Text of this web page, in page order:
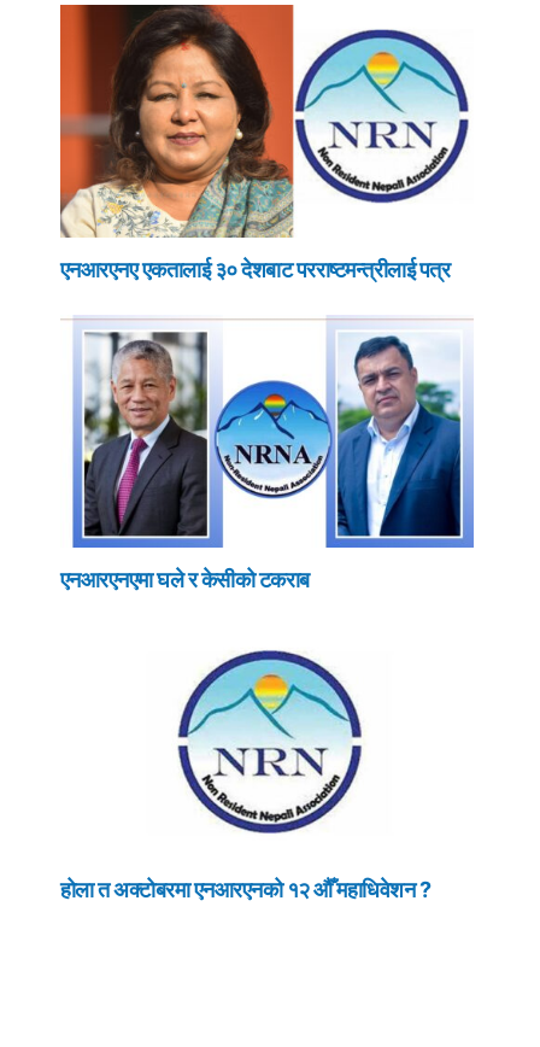
एनआरएनए एकतालाई ३० देशबाट परराष्टमन्त्रीलाई पत्र
एनआरएनएमा घले र केसीको टकराब
होला त अक्टोबरमा एनआरएनको १२ औँ महाधिवेशन ?